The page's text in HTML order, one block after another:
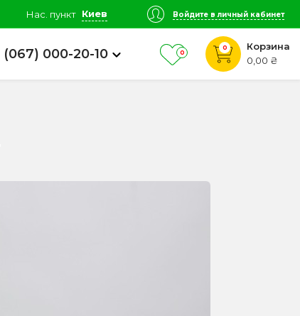
Нас. пункт Киев Войдите в личный кабинет
(067) 000-20-10 0
0
Корзина
0,00 ₴